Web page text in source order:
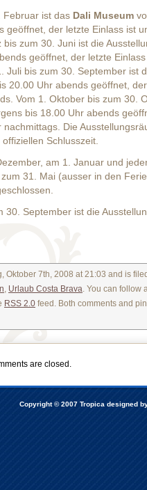
Februar ist das Dali Museum
geöffnet, der letzte Einlass ist
zum 30. Juni ist die
geöffnet, der letzte
Juli bis zum 30. September ist
20.00 Uhr abends geöffnet,
Vom 1. Oktober bis zum 30.
bis 18.00 Uhr abends
nachmittags. Die
Schlusszeit.
am 1. Januar und
31. Mai (ausser in den
30. September ist die
Oktober 7th, 2008 at 21:03 and is
, Urlaub Costa Brava. You can follow
RSS 2.0 feed. Both comments and
are closed.
Copyright © 2007 Tropica designed